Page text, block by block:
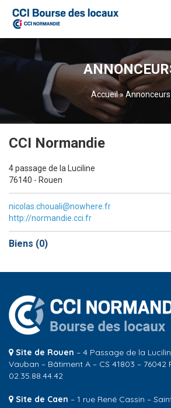
Accueil»Annonceurs
CCI Normandie
4 passage de la Luciline
76140 - Rouen
nicolas.chouali@nowhere.fr
http://normandie.cci.fr
Biens (0)
Site de Rouen – 4 Passage de la
Vauban – Bâtiment A – CS 41803 – 76042
02.35.88.44.42
Site de Caen – 1 rue René Cassin –